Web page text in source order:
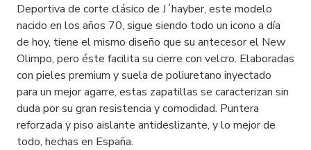
Deportiva de corte clásico de J´hayber, este modelo
nacido en los años 70, sigue siendo todo un icono a día
de hoy, tiene el mismo diseño que su antecesor el New
Olimpo, pero éste facilita su cierre con velcro. Elaboradas
con pieles premium y suela de poliuretano inyectado
para un mejor agarre, estas zapatillas se caracterizan sin
duda por su gran resistencia y comodidad. Puntera
reforzada y piso aislante antideslizante, y lo mejor de
todo, hechas en España.